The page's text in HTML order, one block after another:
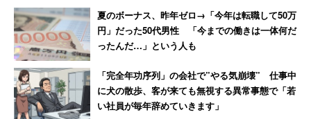
家族を呼び寄せるのはアリ？
地域住民として外国人を受け入れることに対してはどのよ
うな意識を持っているのだろうか。外国人住民が母国から
家族を呼び寄せて日本に定住することについて「よいこと
数か月、店が潰れて「ザマーミ
ロ！」
時間ももったいなかった」
夏のボーナス、昨年ゼロ→「今年は転職して50万
円」だった50代男性 「今までの働きは一体何だ
ったんだ…」という人も
「完全年功序列」の会社で”やる気崩壊” 仕事中
に犬の散歩、客が来ても無視する異常事態で「若
い社員が毎年辞めていきます」